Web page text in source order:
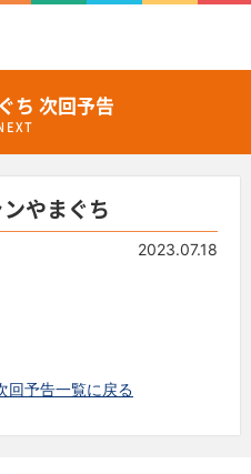
ち 次回予告
やまぐち
2023.07.18
回予告一覧に戻る